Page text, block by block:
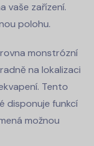
vaše zařízení.
polohu.
monstrózní
na lokalizaci
Tento
disponuje funkcí
možnou